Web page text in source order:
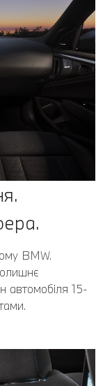
BMW.
автомобіля 15-